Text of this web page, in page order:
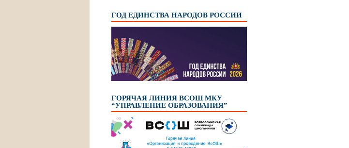
ГОД ЕДИНСТВА НАРОДОВ РОССИИ
ГОРЯЧАЯ ЛИНИЯ ВСОШ МКУ
“УПРАВЛЕНИЕ ОБРАЗОВАНИЯ”